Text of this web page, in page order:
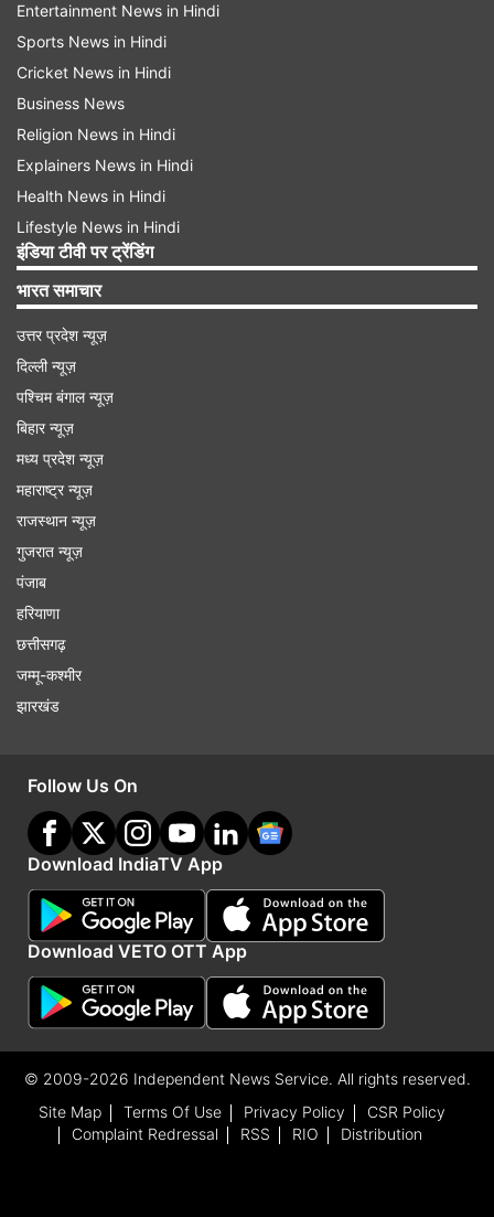
काम आज पूरा कर लेंगे। इससे आपको हार्दिक खुशी होगी।
स्वास्थ्य के नजरिये से आपका दिन अच्छा रहेगा।
शुभ रंग- पिच
शुभ अंक- 5
वृष राशि-
आज आपका दिन बेहतरीन रहेगा। आज ऑफिस में आपके
प्रमोशन होने की खुशखबरी मिलेगी। आज घर वालों के साथ
खुशी का माहौल बना रहेगा। आज किसी बात पर अधिक गौर
न करें अन्यथा आपको उलझने होंगी। आज आपका स्वास्थ्य
फिट रहेगा। काम में आपका मन लगेगा। आज आपका चल रहा
लोन पूरा होने की संभावना है। सिविल इंजीनियर आज किसी
नए प्रोजेक्ट की शुरुआत करेंगे।
शुभ रंग- नारंगी
शुभ अंक- 6
Entertainment News in Hindi
Sports News in Hindi
Cricket News in Hindi
Business News
Religion News in Hindi
Explainers News in Hindi
Health News in Hindi
Lifestyle News in Hindi
इंडिया टीवी पर ट्रेंडिंग
भारत समाचार
उत्तर प्रदेश न्यूज़
दिल्ली न्यूज़
पश्चिम बंगाल न्यूज़
बिहार न्यूज़
मध्य प्रदेश न्यूज़
महाराष्ट्र न्यूज़
राजस्थान न्यूज़
गुजरात न्यूज़
पंजाब
हरियाणा
छत्तीसगढ़
जम्मू-कश्मीर
झारखंड
Follow Us On
Download IndiaTV App
Download VETO OTT App
© 2009-2026 Independent News Service. All rights reserved.
Site Map
Terms Of Use Privacy Policy
CSR Policy
Complaint Redressal
RSS RIO Distribution